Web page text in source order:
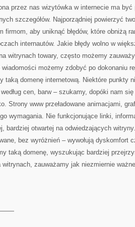
przez nas wizytówka w internecie ma
szczegółów. Najporządniej powierzyć
firmom, aby uniknąć błędów, które obniżą
internautów. Jakie błędy wolno w
witrynach towary, często możemy
możemy zdobyć po dokonaniu
taką domenę internetową. Niektóre punkty
cen, barw – szukamy, dopóki nam
Strony www przeładowane animacjami,
wymagania. Nie funkcjonujące linki,
bardziej otwartej na odwiedzających
bez wyróżnień – wywołują dyskomfort
taką domenę, wyszukując bardziej
witrynach, zauważamy jak niezmiernie